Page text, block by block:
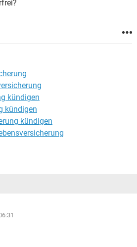
kündigen
kündigen
kündigen